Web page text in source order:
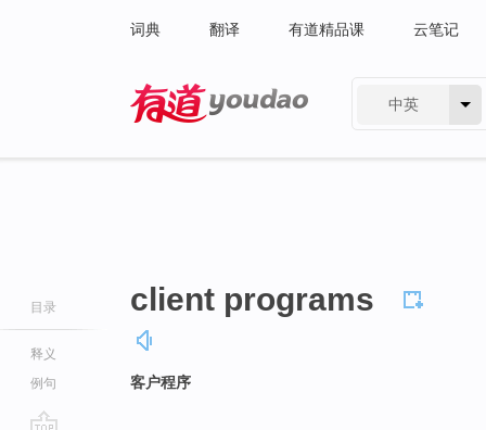
词典 翻译 有道精品课 云笔记
中英
目录
释义
例句
client programs
客户程序